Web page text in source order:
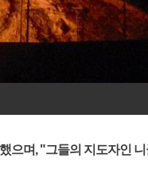
으며, "그들의 지도자인